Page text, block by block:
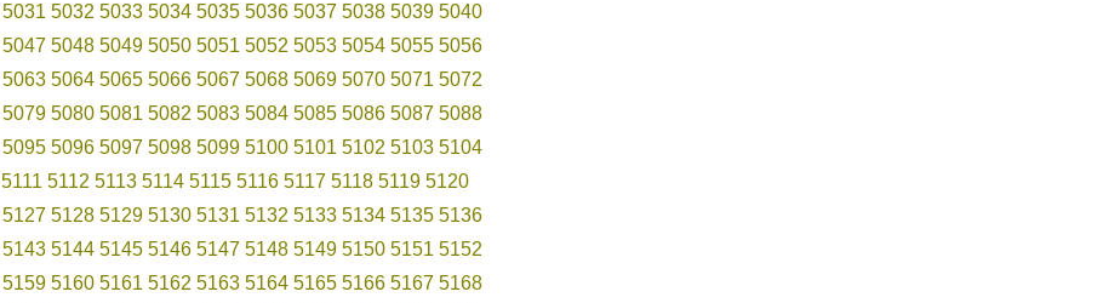
5031 5032 5033 5034 5035 5036 5037 5038 5039 5040
5047 5048 5049 5050 5051 5052 5053 5054 5055 5056
5063 5064 5065 5066 5067 5068 5069 5070 5071 5072
5079 5080 5081 5082 5083 5084 5085 5086 5087 5088
5095 5096 5097 5098 5099 5100 5101 5102 5103 5104
5111 5112 5113 5114 5115 5116 5117 5118 5119 5120
5127 5128 5129 5130 5131 5132 5133 5134 5135 5136
5143 5144 5145 5146 5147 5148 5149 5150 5151 5152
5159 5160 5161 5162 5163 5164 5165 5166 5167 5168